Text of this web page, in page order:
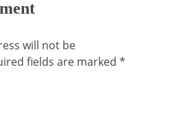
will not be
fields are marked *